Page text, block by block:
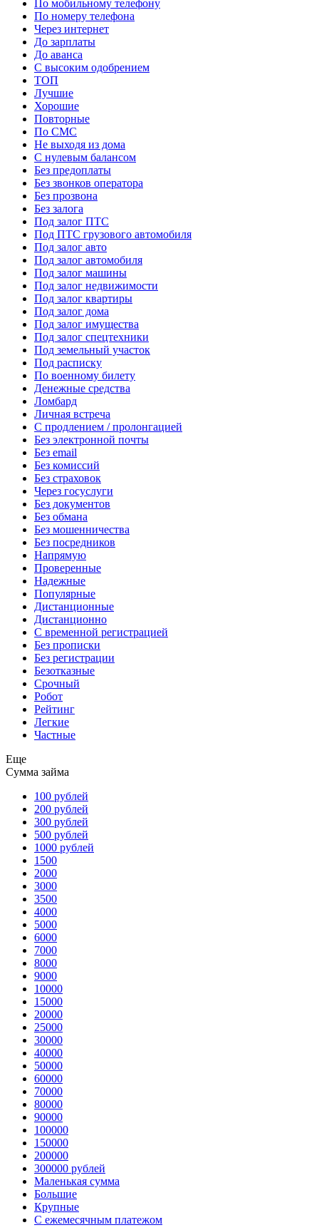
По мобильному телефону
По номеру телефона
Через интернет
До зарплаты
До аванса
С высоким одобрением
ТОП
Лучшие
Хорошие
Повторные
По СМС
Не выходя из дома
С нулевым балансом
Без предоплаты
Без звонков оператора
Без прозвона
Без залога
Под залог ПТС
Под ПТС грузового автомобиля
Под залог авто
Под залог автомобиля
Под залог машины
Под залог недвижимости
Под залог квартиры
Под залог дома
Под залог имущества
Под залог спецтехники
Под земельный участок
Под расписку
По военному билету
Денежные средства
Ломбард
Личная встреча
С продлением / пролонгацией
Без электронной почты
Без email
Без комиссий
Без страховок
Через госуслуги
Без документов
Без обмана
Без мошенничества
Без посредников
Напрямую
Проверенные
Надежные
Популярные
Дистанционные
Дистанционно
С временной регистрацией
Без прописки
Без регистрации
Безотказные
Срочный
Робот
Рейтинг
Легкие
Частные
Еще
Сумма займа
100 рублей
200 рублей
300 рублей
500 рублей
1000 рублей
1500
2000
3000
3500
4000
5000
6000
7000
8000
9000
10000
15000
20000
25000
30000
40000
50000
60000
70000
80000
90000
100000
150000
200000
300000 рублей
Маленькая сумма
Большие
Крупные
С ежемесячным платежом